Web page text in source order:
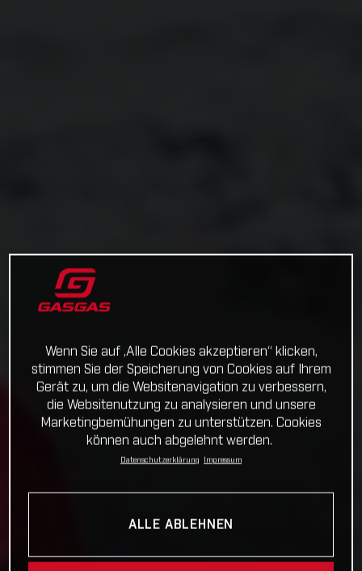
Wenn Sie auf „Alle Cookies akzeptieren“ klicken,
stimmen Sie der Speicherung von Cookies auf Ihrem
Gerät zu, um die Websitenavigation zu verbessern,
die Websitenutzung zu analysieren und unsere
Marketingbemühungen zu unterstützen. Cookies
können auch abgelehnt werden.
Datenschutzerklärung Impressum
ALLE ABLEHNEN